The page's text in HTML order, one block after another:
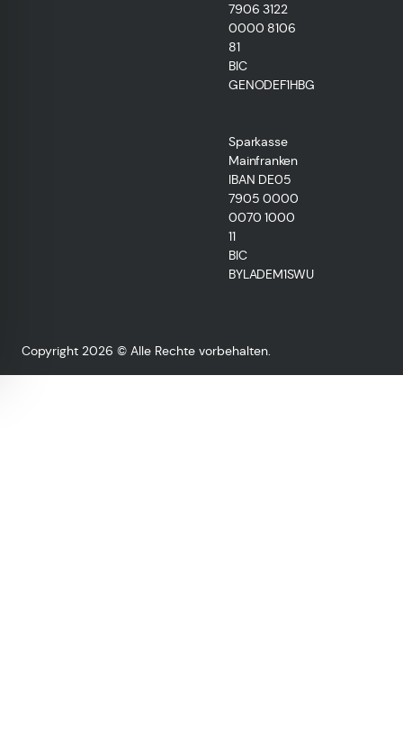
7906 3122
0000 8106
81
BIC
GENODEF1HBG
Sparkasse
Mainfranken
IBAN DE05
7905 0000
0070 1000
11
BIC
BYLADEM1SWU
Copyright 2026 © Alle Rechte vorbehalten.